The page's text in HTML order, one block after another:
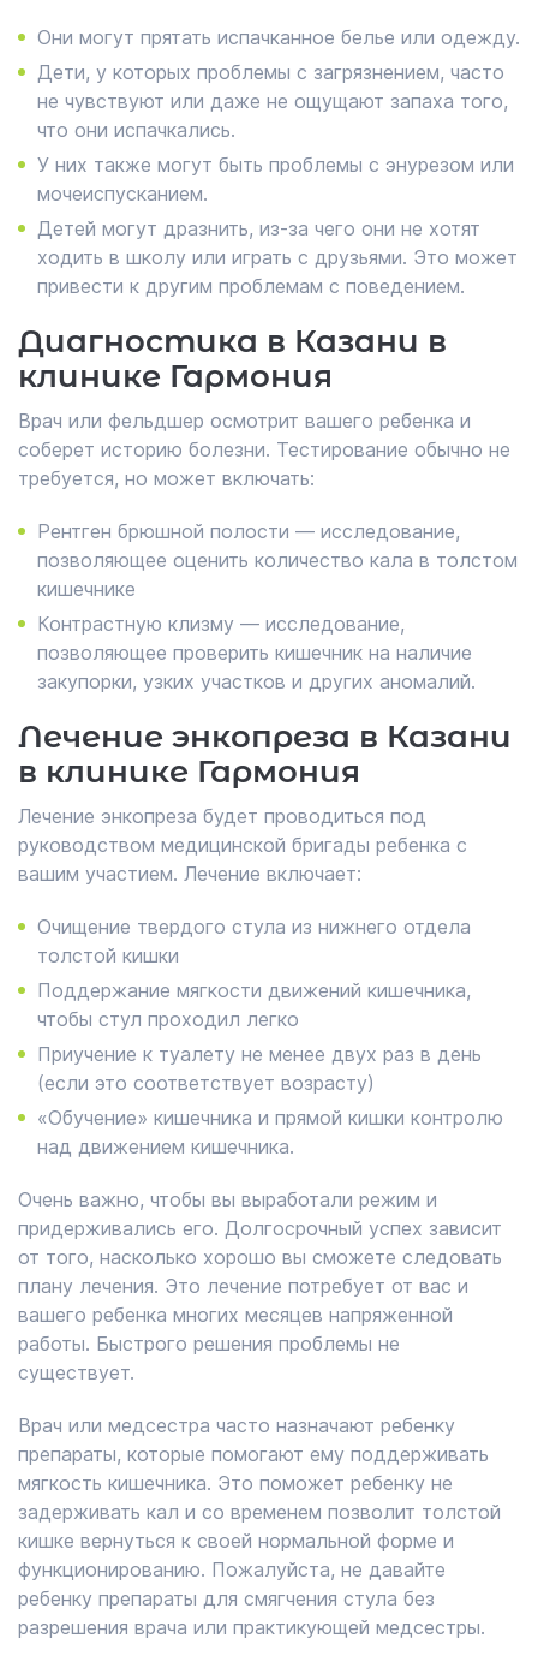
Они могут прятать испачканное белье или одежду.
Дети, у которых проблемы с загрязнением, часто
не чувствуют или даже не ощущают запаха того,
что они испачкались.
У них также могут быть проблемы с энурезом или
мочеиспусканием.
Детей могут дразнить, из-за чего они не хотят
ходить в школу или играть с друзьями. Это может
привести к другим проблемам с поведением.
Диагностика в Казани в
клинике Гармония
Врач или фельдшер осмотрит вашего ребенка и
соберет историю болезни. Тестирование обычно не
требуется, но может включать:
Рентген брюшной полости — исследование,
позволяющее оценить количество кала в толстом
кишечнике
Контрастную клизму — исследование,
позволяющее проверить кишечник на наличие
закупорки, узких участков и других аномалий.
Лечение энкопреза в Казани
в клинике Гармония
Лечение энкопреза будет проводиться под
руководством медицинской бригады ребенка с
вашим участием. Лечение включает:
Очищение твердого стула из нижнего отдела
толстой кишки
Поддержание мягкости движений кишечника,
чтобы стул проходил легко
Приучение к туалету не менее двух раз в день
(если это соответствует возрасту)
«Обучение» кишечника и прямой кишки контролю
над движением кишечника.
Очень важно, чтобы вы выработали режим и
придерживались его. Долгосрочный успех зависит
от того, насколько хорошо вы сможете следовать
плану лечения. Это лечение потребует от вас и
вашего ребенка многих месяцев напряженной
работы. Быстрого решения проблемы не
существует.
Врач или медсестра часто назначают ребенку
препараты, которые помогают ему поддерживать
мягкость кишечника. Это поможет ребенку не
задерживать кал и со временем позволит толстой
кишке вернуться к своей нормальной форме и
функционированию. Пожалуйста, не давайте
ребенку препараты для смягчения стула без
разрешения врача или практикующей медсестры.